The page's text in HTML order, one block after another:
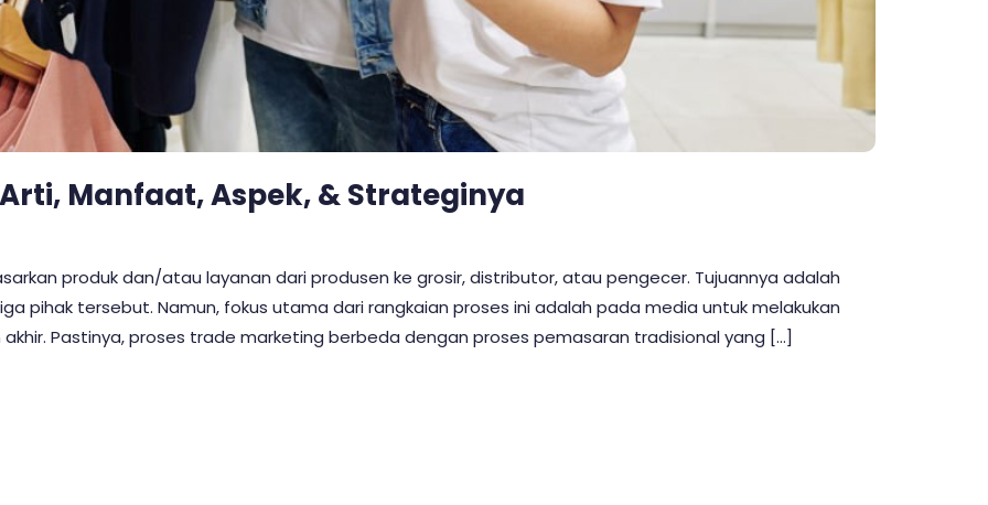
Manfaat, Aspek, & Strateginya
produk dan/atau layanan dari produsen ke grosir, distributor, atau pengecer. Tujuannya adalah
pihak tersebut. Namun, fokus utama dari rangkaian proses ini adalah pada media untuk melakukan
Pastinya, proses trade marketing berbeda dengan proses pemasaran tradisional yang […]